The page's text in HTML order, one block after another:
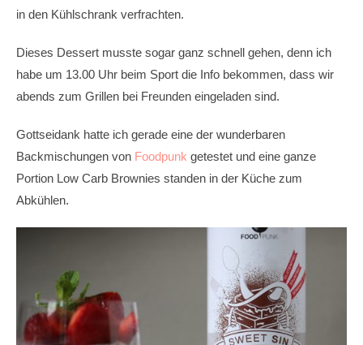
in den Kühlschrank verfrachten.
Dieses Dessert musste sogar ganz schnell gehen, denn ich
habe um 13.00 Uhr beim Sport die Info bekommen, dass wir
abends zum Grillen bei Freunden eingeladen sind.
Gottseidank hatte ich gerade eine der wunderbaren
Backmischungen von Foodpunk getestet und eine ganze
Portion Low Carb Brownies standen in der Küche zum
Abkühlen.